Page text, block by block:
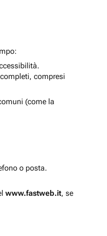
compresi
(come la
o posta.
www.fastweb.it, se